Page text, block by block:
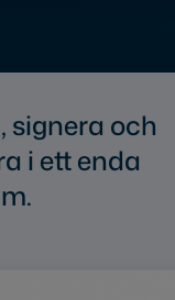
signera och
i ett enda